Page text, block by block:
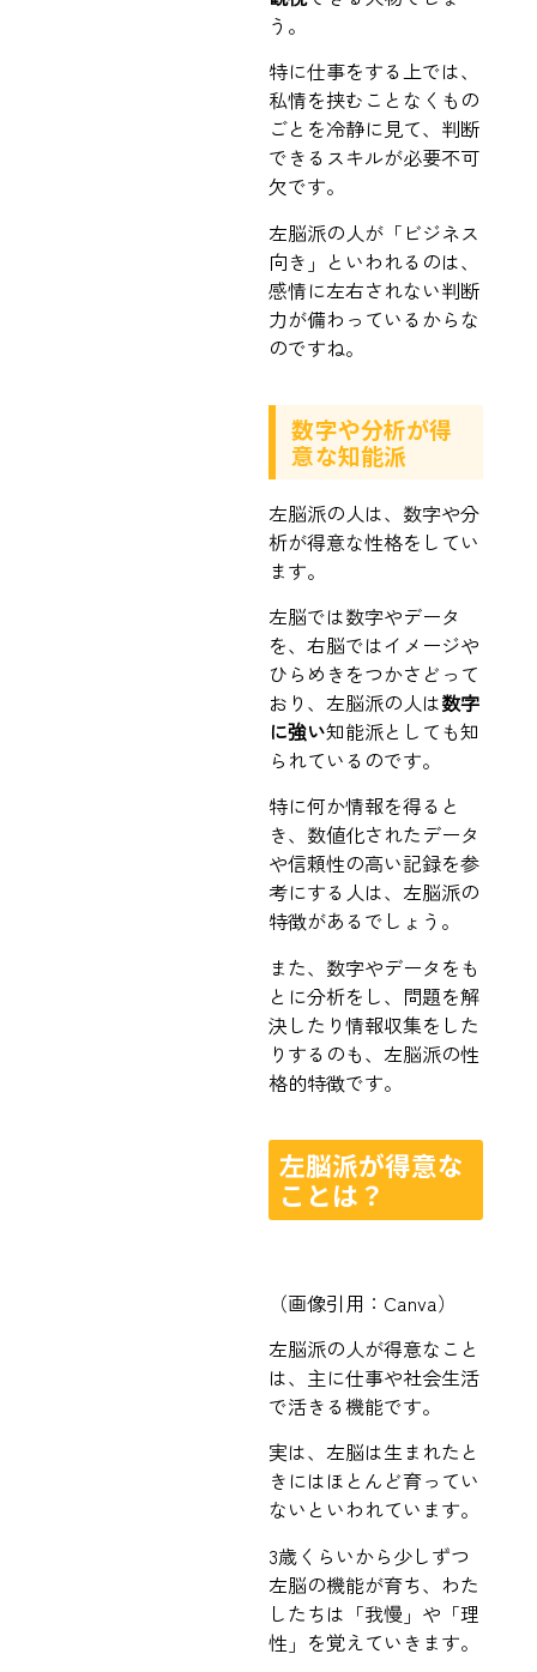
う。
特に仕事をする上では、
私情を挟むことなくもの
ごとを冷静に見て、判断
できるスキルが必要不可
欠です。
左脳派の人が「ビジネス
向き」といわれるのは、
感情に左右されない判断
力が備わっているからな
のですね。
数字や分析が得
意な知能派
左脳派の人は、数字や分
析が得意な性格をしてい
ます。
左脳では数字やデータ
を、右脳ではイメージや
ひらめきをつかさどって
おり、左脳派の人は数字
に強い知能派としても知
られているのです。
特に何か情報を得ると
き、数値化されたデータ
や信頼性の高い記録を参
考にする人は、左脳派の
特徴があるでしょう。
また、数字やデータをも
とに分析をし、問題を解
決したり情報収集をした
りするのも、左脳派の性
格的特徴です。
左脳派が得意な
ことは？
（画像引用：Canva）
左脳派の人が得意なこと
は、主に仕事や社会生活
で活きる機能です。
実は、左脳は生まれたと
きにはほとんど育ってい
ないといわれています。
3歳くらいから少しずつ
左脳の機能が育ち、わた
したちは「我慢」や「理
性」を覚えていきます。